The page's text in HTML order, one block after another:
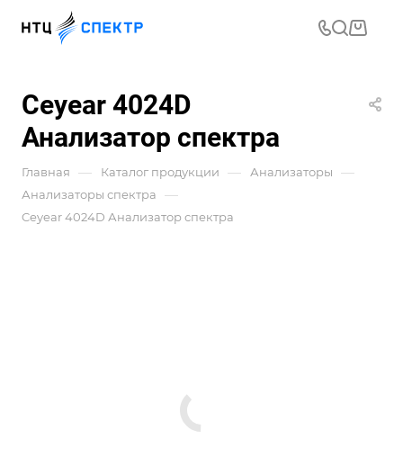
Ceyear 4024D
Анализатор спектра
Главная — Каталог продукции — Анализаторы —
Анализаторы спектра —
Ceyear 4024D Анализатор спектра